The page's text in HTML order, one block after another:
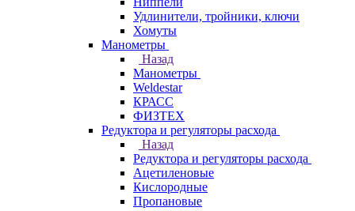
Удлинители, тройники, ключи
Хомуты
Манометры
Назад
Манометры
Weldestar
КРАСС
ФИЗТЕХ
Редуктора и регуляторы расхода
Назад
Редуктора и регуляторы расхода
Ацетиленовые
Кислородные
Пропановые